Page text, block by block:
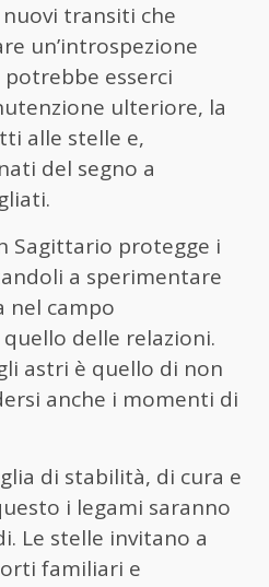
transiti che
un’introspezione
esserci
ulteriore, la
alle stelle e,
del segno a
Sagittario protegge i
a sperimentare
nel campo
delle relazioni.
astri è quello di non
anche i momenti di
di stabilità, di cura e
i legami saranno
Le stelle invitano a
familiari e